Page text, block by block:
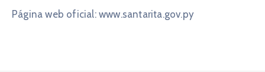
Página web oficial: www.santarita.gov.py